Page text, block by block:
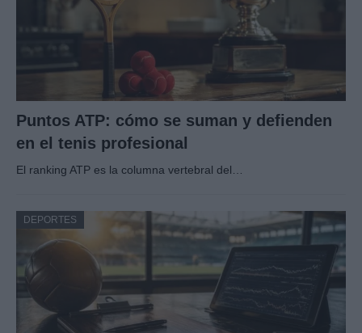
Puntos ATP: cómo se suman y defienden
en el tenis profesional
El ranking ATP es la columna vertebral del…
DEPORTES